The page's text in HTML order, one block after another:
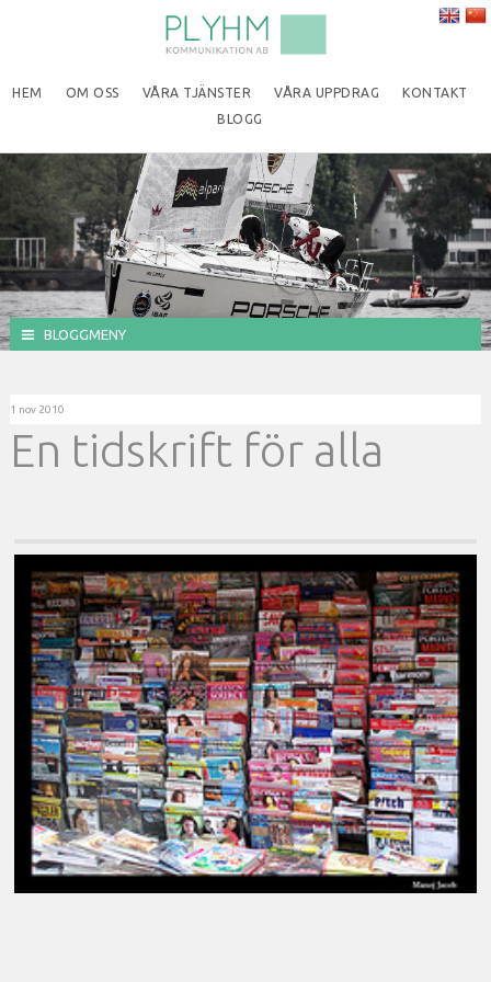
HEM OM OSS VÅRA TJÄNSTER VÅRA UPPDRAG
KONTAKT
BLOGG
BLOGGMENY
1 nov 2010
En tidskrift för alla